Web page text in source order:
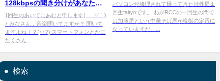
128kbpsの聞き分けがあなたに
はできるか！?
1回生のあいてにあむと申します( ´ ▽ ` )
ﾉ みなさん，音楽聞いてますか？ 聞いて
ますよね！？(･･?) スマートフォンとかに
たくさん...
パソコンが修理されて帰ってきた渉外局１
回生taityoです。 わがRCCの一回生の間で
は加藤屋という中華そば屋が晩飯の定番に
なっていますが、...
検索